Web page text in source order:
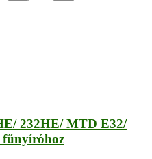
232HE/ MTD E32/
fűnyíróhoz